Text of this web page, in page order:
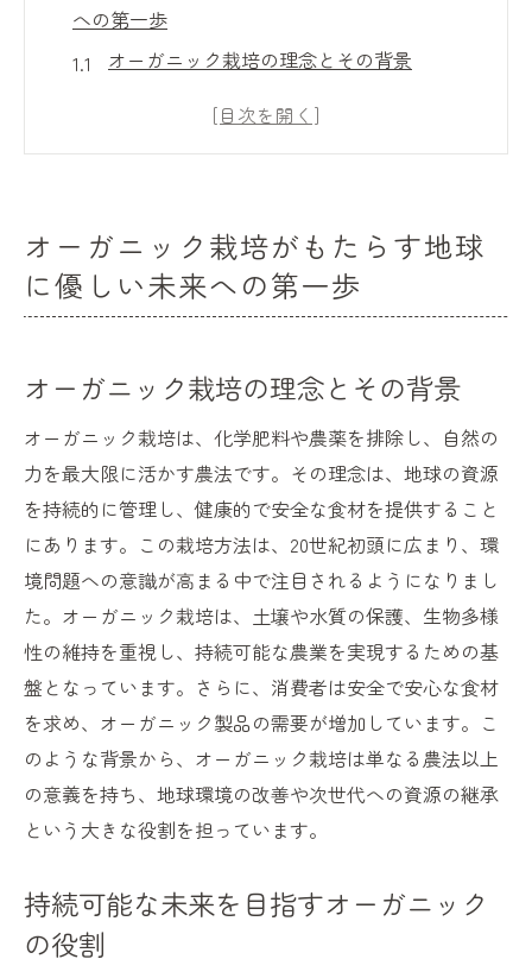
への第一歩
オーガニック栽培の理念とその背景
持続可能な未来を目指すオーガニックの役
オーガニックと地域経済の持続的発展
世界が注目するオーガニックのトレンド
オーガニック農業による土壌改良の方法
技術
微生物の役割とオーガニック農業
オーガニック肥料の重要性と選び方
土壌診断とオーガニックアプローチ
持続可能な農業を支える土壌管理
地域経済を活性化させるオーガニックの力
オーガニック農業が地域に与える経済効果
地元消費を促進するオーガニック市場の展
開
観光資源としてのオーガニックファーム
地域ブランドとしてのオーガニック食品
オーガニック栽培がもたらす地球
に優しい未来への第一歩
オーガニック栽培の理念とその背景
オーガニック栽培は、化学肥料や農薬を排除し、自然の
力を最大限に活かす農法です。その理念は、地球の資源
を持続的に管理し、健康的で安全な食材を提供すること
にあります。この栽培方法は、20世紀初頭に広まり、環
境問題への意識が高まる中で注目されるようになりまし
た。オーガニック栽培は、土壌や水質の保護、生物多様
性の維持を重視し、持続可能な農業を実現するための基
盤となっています。さらに、消費者は安全で安心な食材
を求め、オーガニック製品の需要が増加しています。こ
のような背景から、オーガニック栽培は単なる農法以上
の意義を持ち、地球環境の改善や次世代への資源の継承
という大きな役割を担っています。
持続可能な未来を目指すオーガニック
の役割